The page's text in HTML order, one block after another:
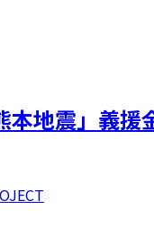
本地震」義援